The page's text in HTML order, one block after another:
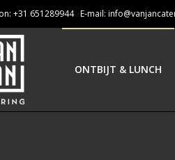
+31 651289944 E-mail:
ONTBIJT & LUNCH